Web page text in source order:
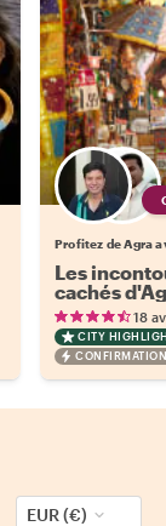
Profitez de Agra
Les
cachés
18
CITY
EUR (€)